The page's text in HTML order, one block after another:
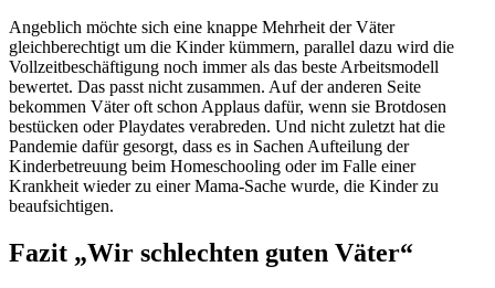
Angeblich möchte sich eine knappe Mehrheit der Väter
gleichberechtigt um die Kinder kümmern, parallel dazu wird die
Vollzeitbeschäftigung noch immer als das beste Arbeitsmodell
bewertet. Das passt nicht zusammen. Auf der anderen Seite
bekommen Väter oft schon Applaus dafür, wenn sie Brotdosen
bestücken oder Playdates verabreden. Und nicht zuletzt hat die
Pandemie dafür gesorgt, dass es in Sachen Aufteilung der
Kinderbetreuung beim Homeschooling oder im Falle einer
Krankheit wieder zu einer Mama-Sache wurde, die Kinder zu
beaufsichtigen.
Fazit „Wir schlechten guten Väter“